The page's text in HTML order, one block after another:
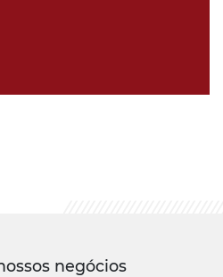
negócios